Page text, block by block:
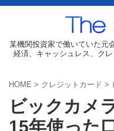
某機関投資家で働いていた元
経済、キャッシュレス、ク
HOME > クレジットカード >
ビックカメ
15年使った